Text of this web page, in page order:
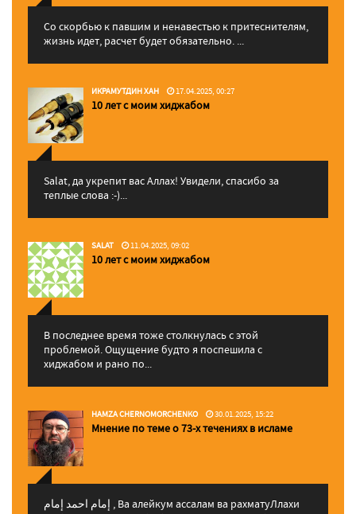
Со скорбью к павшим и ненавестью к притеснителям,
жизнь идет, расчет будет обязательно. ...
ИКРАМУТДИН ХАН 17.04.2025, 00:27
10 лет с моим хиджабом
Salat, да укрепит вас Аллаx! Увидели, спасибо за
теплые слова :-)...
SALAT 11.04.2025, 09:02
10 лет с моим хиджабом
В последнее время тоже столкнулась с этой
проблемой. Ощущение будто я поспешила с
хиджабом и рано по...
HAMZA CHERNOMORCHENKO 30.01.2025, 15:22
Мнение по теме о 73-х течениях в исламе
إمام احمد إمام , Ва алейкум ассалам ва рахматуЛлахи